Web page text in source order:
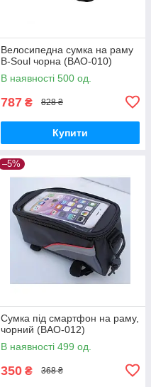
Велосипедна сумка на раму
B-Soul чорна (BAO-010)
В наявності 500 од.
787 ₴ 828 ₴
Купити
–5%
Сумка під смартфон на раму,
чорний (BAO-012)
В наявності 499 од.
350 ₴ 368 ₴